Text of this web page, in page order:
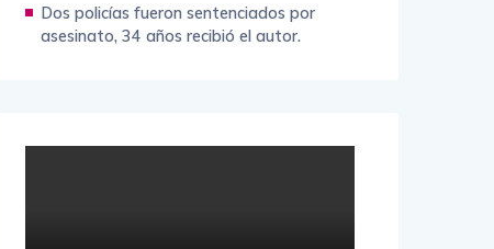
Dos policías fueron sentenciados por
asesinato, 34 años recibió el autor.